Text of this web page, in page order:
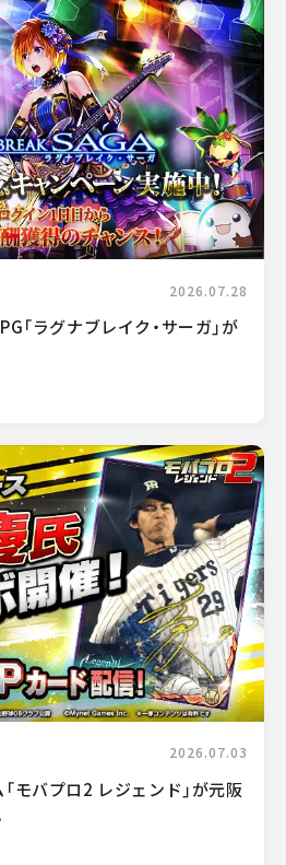
2026.07.28
「ラグナブレイク・サーガ」が
2026.07.03
モバプロ2 レジェンド」が元阪